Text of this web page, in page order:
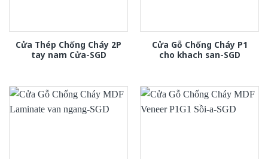
Cửa Thép Chống Cháy 2P
tay nam Cửa-SGD
Cửa Gỗ Chống Cháy P1
cho khach san-SGD